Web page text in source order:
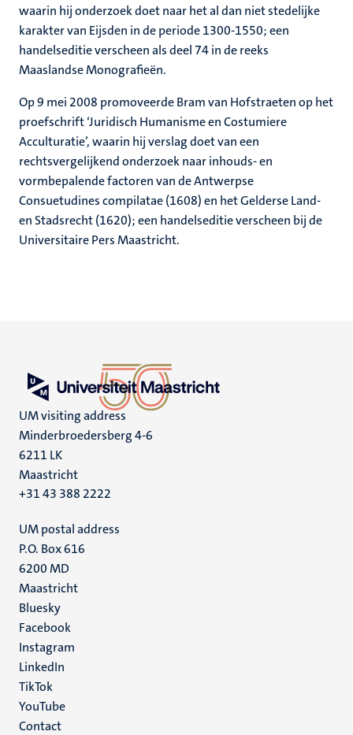
waarin hij onderzoek doet naar het al dan niet stedelijke
karakter van Eijsden in de periode 1300-1550; een
handelseditie verscheen als deel 74 in de reeks
Maaslandse Monografieën.
Op 9 mei 2008 promoveerde Bram van Hofstraeten op het
proefschrift ‘Juridisch Humanisme en Costumiere
Acculturatie’, waarin hij verslag doet van een
rechtsvergelijkend onderzoek naar inhouds- en
vormbepalende factoren van de Antwerpse
Consuetudines compilatae (1608) en het Gelderse Land-
en Stadsrecht (1620); een handelseditie verscheen bij de
Universitaire Pers Maastricht.
UM visiting address
Minderbroedersberg 4-6
6211 LK
Maastricht
+31 43 388 2222
UM postal address
P.O. Box 616
6200 MD
Maastricht
Social
media
Bluesky
Facebook
Instagram
LinkedIn
TikTok
YouTube
Menu
Contact